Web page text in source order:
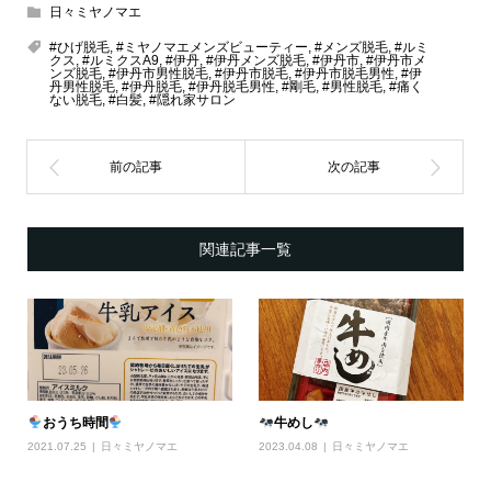
日々ミヤノマエ
#ひげ脱毛, #ミヤノマエメンズビューティー, #メンズ脱毛, #ルミ
クス, #ルミクスA9, #伊丹, #伊丹メンズ脱毛, #伊丹市, #伊丹市メ
ンズ脱毛, #伊丹市男性脱毛, #伊丹市脱毛, #伊丹市脱毛男性, #伊
丹男性脱毛, #伊丹脱毛, #伊丹脱毛男性, #剛毛, #男性脱毛, #痛く
ない脱毛, #白髪, #隠れ家サロン
関連記事一覧
おうち時間
2021.07.25 日々ミヤノマエ
牛めし
2023.04.08 日々ミヤノマエ